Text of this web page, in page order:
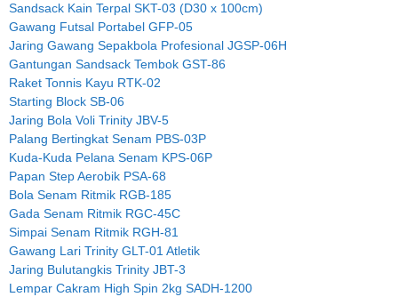
Sandsack Kain Terpal SKT-03 (D30 x 100cm)
Gawang Futsal Portabel GFP-05
Jaring Gawang Sepakbola Profesional JGSP-06H
Gantungan Sandsack Tembok GST-86
Raket Tonnis Kayu RTK-02
Starting Block SB-06
Jaring Bola Voli Trinity JBV-5
Palang Bertingkat Senam PBS-03P
Kuda-Kuda Pelana Senam KPS-06P
Papan Step Aerobik PSA-68
Bola Senam Ritmik RGB-185
Gada Senam Ritmik RGC-45C
Simpai Senam Ritmik RGH-81
Gawang Lari Trinity GLT-01 Atletik
Jaring Bulutangkis Trinity JBT-3
Lempar Cakram High Spin 2kg SADH-1200